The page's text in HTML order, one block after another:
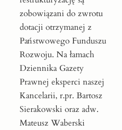
zobowiązani do zwrotu
dotacji otrzymanej z
Państwowego Funduszu
Rozwoju. Na łamach
Dziennika Gazety
Prawnej eksperci naszej
Kancelarii, r.pr. Bartosz
Sierakowski oraz adw.
Mateusz Waberski